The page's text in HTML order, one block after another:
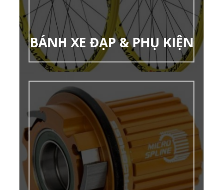
BÁNH XE ĐẠP & PHỤ KIỆN